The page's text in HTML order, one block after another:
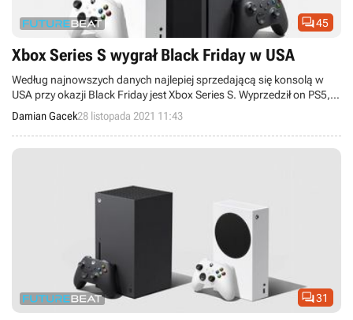
45
Xbox Series S wygrał Black Friday w USA
Według najnowszych danych najlepiej sprzedającą się konsolą w
USA przy okazji Black Friday jest Xbox Series S. Wyprzedził on PS5,
Xboxa Series X oraz Nintendo Switcha.
Damian Gacek28 listopada 2021 11:43
31